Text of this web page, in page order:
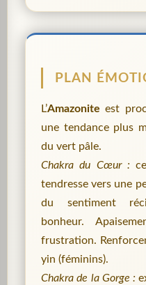
PLAN
L’Amazonite est
une tendance plus
du vert pâle.
Chakra du Cœur :
tendresse vers une
du sentiment
bonheur.
frustration.
yin (féminins).
Chakra de la Gorge :